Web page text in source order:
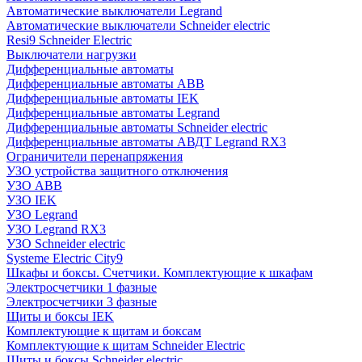
Автоматические выключатели Legrand
Автоматические выключатели Schneider electric
Resi9 Schneider Electric
Выключатели нагрузки
Дифференциальные автоматы
Дифференциальные автоматы ABB
Дифференциальные автоматы IEK
Дифференциальные автоматы Legrand
Дифференциальные автоматы Schneider electric
Дифференциальные автоматы АВДТ Legrand RX3
Ограничители перенапряжения
УЗО устройства защитного отключения
УЗО ABB
УЗО IEK
УЗО Legrand
УЗО Legrand RX3
УЗО Schneider electric
Systeme Electric City9
Шкафы и боксы. Счетчики. Комплектующие к шкафам
Электросчетчики 1 фазные
Электросчетчики 3 фазные
Щиты и боксы IEK
Комплектующие к щитам и боксам
Комплектующие к щитам Schneider Electric